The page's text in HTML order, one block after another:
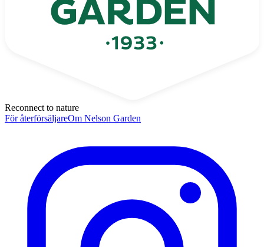
Reconnect to nature
För återförsäljareOm Nelson Garden